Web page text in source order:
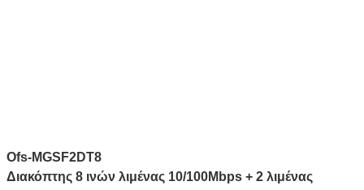
Ofs-MGSF2DT8
Διακόπτης 8 ινών λιμένας 10/100Mbps + 2 λιμένας